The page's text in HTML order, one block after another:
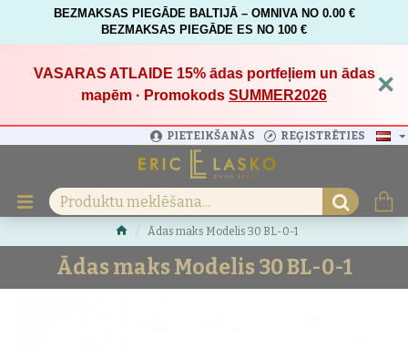
BEZMAKSAS PIEGĀDE BALTIJĀ – OMNIVA NO 0.00 €
BEZMAKSAS PIEGĀDE ES NO 100 €
VASARAS ATLAIDE 15%ādas portfeļiem un ādas
mapēm · Promokods SUMMER2026 ×
PIETEIKŠANĀS REĢISTRĒTIES
Ādas maks Modelis 30 BL-0-1
Ādas maks Modelis 30 BL-0-1